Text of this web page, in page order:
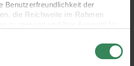
Benutzerfreundlichkeit der
die Reichweite im Rahmen
und kann jederzeit über den
im Fußbereich der Seite
Softgrün, Hellblau, Taupe